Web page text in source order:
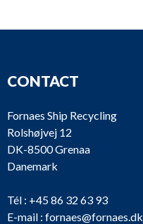
CONTACT
Fornaes Ship Recycling
Rolshøjvej 12
DK-8500 Grenaa
Danemark
Tél : +45 86 32 63 93
E-mail : fornaes@fornaes.dk